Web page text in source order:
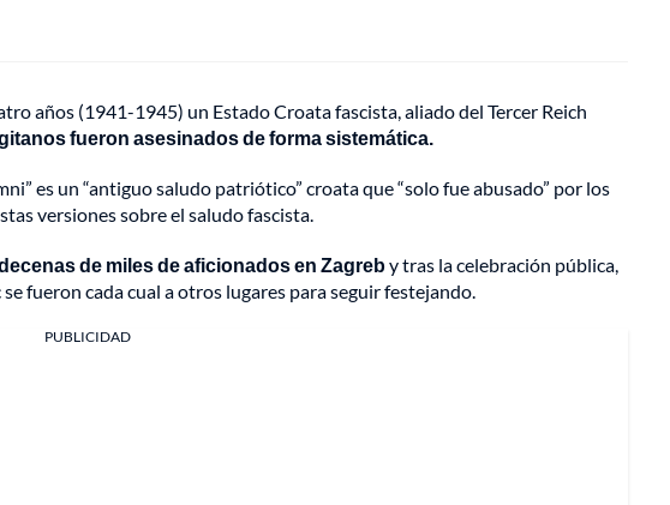
años (1941-1945) un Estado Croata fascista, aliado del Tercer Reich
fueron asesinados de forma sistemática.
es un “antiguo saludo patriótico” croata que “solo fue abusado” por los
versiones sobre el saludo fascista.
de miles de aficionados en Zagreby tras la celebración pública,
fueron cada cual a otros lugares para seguir festejando.
PUBLICIDAD